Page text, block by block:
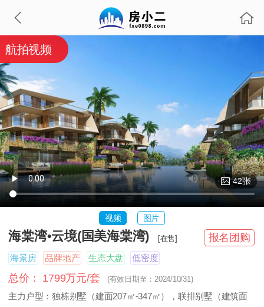
视频 图片
航拍视频
42张
报名团购
海棠湾•云境(国美海棠湾) [在售]
海景房 品牌地产 生态大盘 低密度
总价： 1799万元/套 (有效日期至：2024/10/31)
主力户型：独栋别墅（建面207㎡-347㎡），联排别墅（建筑面